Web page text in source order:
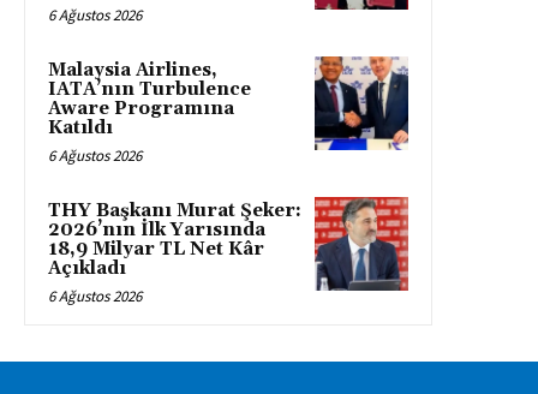
6 Ağustos 2026
Malaysia Airlines,
IATA’nın Turbulence
Aware Programına
Katıldı
6 Ağustos 2026
THY Başkanı Murat Şeker:
2026’nın İlk Yarısında
18,9 Milyar TL Net Kâr
Açıkladı
6 Ağustos 2026